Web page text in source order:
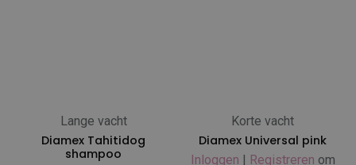
Lange vacht
Diamex Tahitidog
shampoo
Korte vacht
Diamex Universal pink
Inloggen | Registreren om